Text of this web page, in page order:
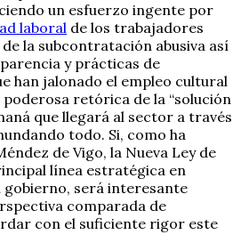
un esfuerzo ingente por
laboral de los trabajadores
la subcontratación abusiva así
y prácticas de
han jalonado el empleo cultural
poderosa retórica de la “solución
que llegará al sector a través
todo. Si, como ha
de Vigo, la Nueva Ley de
línea estratégica en
será interesante
comparada de
con el suficiente rigor este